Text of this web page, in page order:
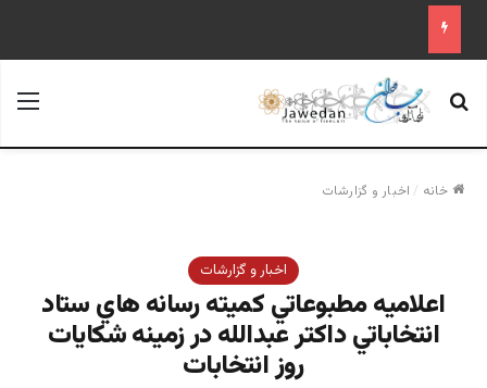
جستجو برای
خانه / اخبار و گزارشات
اخبار و گزارشات
اعلاميه مطبوعاتي كميته رسانه هاي ستاد
انتخاباتي داكتر عبدالله در زمينه شكايات
روز انتخابات